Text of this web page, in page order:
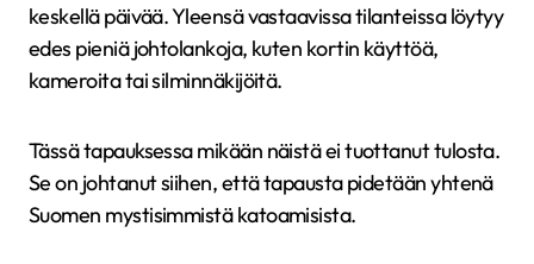
keskellä päivää. Yleensä vastaavissa tilanteissa löytyy
edes pieniä johtolankoja, kuten kortin käyttöä,
kameroita tai silminnäkijöitä.
Tässä tapauksessa mikään näistä ei tuottanut tulosta.
Se on johtanut siihen, että tapausta pidetään yhtenä
Suomen mystisimmistä katoamisista.